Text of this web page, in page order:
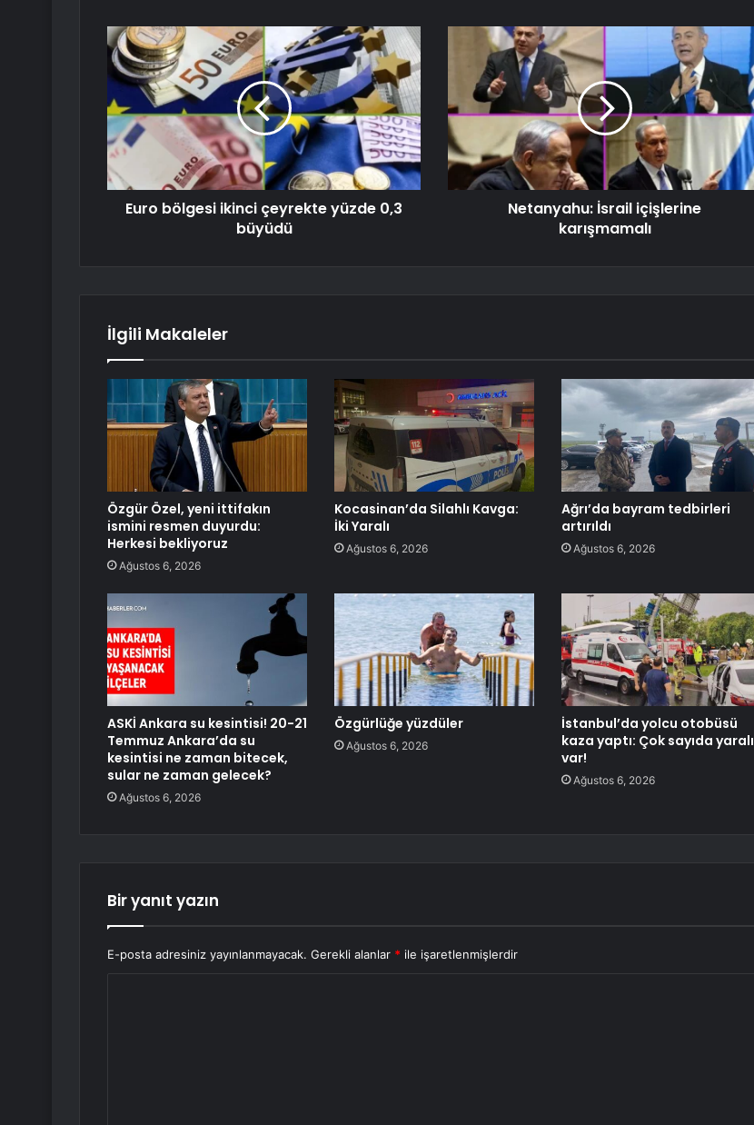
Euro bölgesi ikinci çeyrekte yüzde 0,3
büyüdü
Netanyahu: İsrail içişlerine
karışmamalı
İlgili Makaleler
Özgür Özel, yeni ittifakın
ismini resmen duyurdu:
Herkesi bekliyoruz
Ağustos 6, 2026
Kocasinan’da Silahlı Kavga:
İki Yaralı
Ağustos 6, 2026
Ağrı’da bayram tedbirleri
artırıldı
Ağustos 6, 2026
ASKİ Ankara su kesintisi! 20-21
Temmuz Ankara’da su
kesintisi ne zaman bitecek,
sular ne zaman gelecek?
Ağustos 6, 2026
Özgürlüğe yüzdüler
Ağustos 6, 2026
İstanbul’da yolcu otobüsü
kaza yaptı: Çok sayıda yaralı
var!
Ağustos 6, 2026
Bir yanıt yazın
E-posta adresiniz yayınlanmayacak. Gerekli alanlar * ile işaretlenmişlerdir